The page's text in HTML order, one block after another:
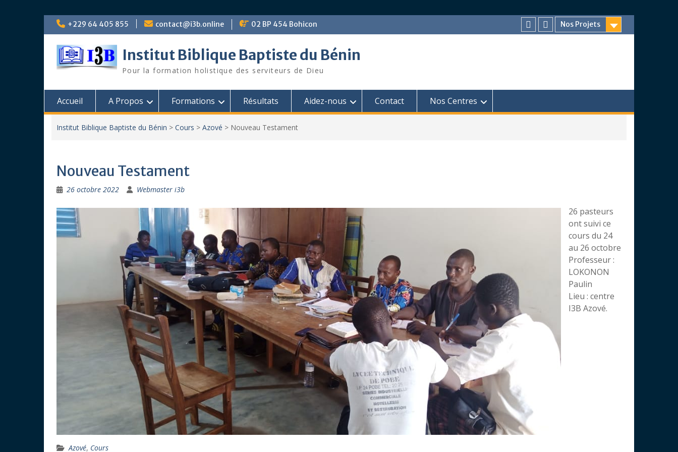
Skip
+229 64 405 855 contact@i3b.online 02 BP 454 Bohicon
Nos Projets
Facebook
Chaîne
Institut Biblique Baptiste du Bénin
Pour la formation holistique des serviteurs de Dieu
Accueil A Propos Formations Résultats Aidez-nous Contact Nos Centres
Institut Biblique Baptiste du Bénin > Cours > Azové > Nouveau Testament
Nouveau Testament
26 octobre 2022 Webmaster i3b
26 pasteurs
ont suivi ce
cours du 24
au 26 octobre
Professeur :
LOKONON
Paulin
Lieu : centre
I3B Azové.
Azové, Cours